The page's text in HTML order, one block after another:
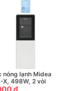
nóng lạnh Midea
X, 498W, 2 vòi